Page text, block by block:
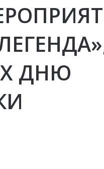
ДНЮ